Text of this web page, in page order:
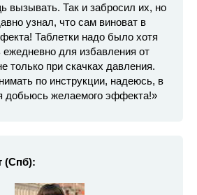
вызывать. Так и забросил их, но
узнал, что сам виноват в
Таблетки надо было хотя
для избавления от
только при скачках давления.
по инструкции, надеюсь, в
добьюсь желаемого эффекта!»
(Спб):